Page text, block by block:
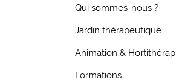
Qui sommes-nous ?
Jardin thérapeutique
Animation &
Formations